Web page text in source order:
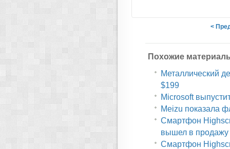
<
Похожие
Металлический
$199
Microsoft
Meizu показала
Смартфон
вышел в продажу
Смартфон